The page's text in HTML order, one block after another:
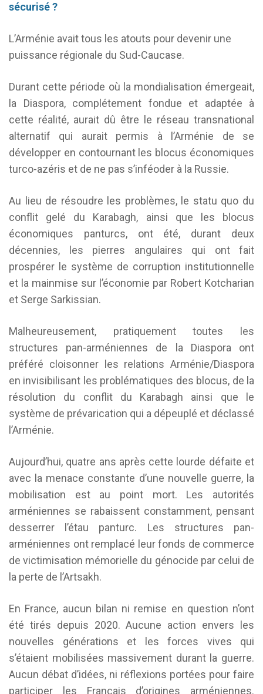
sécurisé ?
L’Arménie avait tous les atouts pour devenir une
puissance régionale du Sud-Caucase.
Durant cette période où la mondialisation émergeait,
la Diaspora, complétement fondue et adaptée à
cette réalité, aurait dû être le réseau transnational
alternatif qui aurait permis à l’Arménie de se
développer en contournant les blocus économiques
turco-azéris et de ne pas s’inféoder à la Russie.
Au lieu de résoudre les problèmes, le statu quo du
conflit gelé du Karabagh, ainsi que les blocus
économiques panturcs, ont été, durant deux
décennies, les pierres angulaires qui ont fait
prospérer le système de corruption institutionnelle
et la mainmise sur l’économie par Robert Kotcharian
et Serge Sarkissian.
Malheureusement, pratiquement toutes les
structures pan-arméniennes de la Diaspora ont
préféré cloisonner les relations Arménie/Diaspora
en invisibilisant les problématiques des blocus, de la
résolution du conflit du Karabagh ainsi que le
système de prévarication qui a dépeuplé et déclassé
l’Arménie.
Aujourd’hui, quatre ans après cette lourde défaite et
avec la menace constante d’une nouvelle guerre, la
mobilisation est au point mort. Les autorités
arméniennes se rabaissent constamment, pensant
desserrer l’étau panturc. Les structures pan-
arméniennes ont remplacé leur fonds de commerce
de victimisation mémorielle du génocide par celui de
la perte de l’Artsakh.
En France, aucun bilan ni remise en question n’ont
été tirés depuis 2020. Aucune action envers les
nouvelles générations et les forces vives qui
s’étaient mobilisées massivement durant la guerre.
Aucun débat d’idées, ni réflexions portées pour faire
participer les Français d’origines arméniennes.